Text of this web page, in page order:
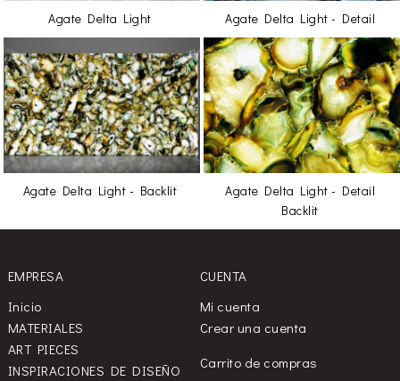
Agate Delta Light Agate Delta Light - Detail
Agate Delta Light - Backlit
Agate Delta Light - Detail
Backlit
EMPRESA
Inicio
MATERIALES
ART PIECES
INSPIRACIONES DE DISEÑO
CUENTA
Mi cuenta
Crear una cuenta
Carrito de compras